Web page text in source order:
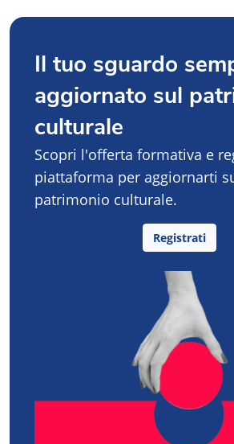
Il tuo sguardo
aggiornato sul
culturale
Scopri l'offerta formativa e
piattaforma per aggiornarti
patrimonio culturale.
Registrati